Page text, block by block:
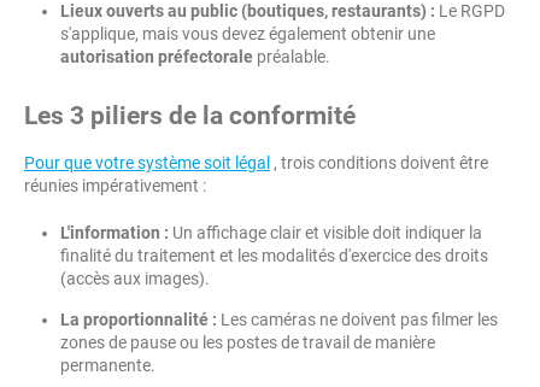
Lieux ouverts au public (boutiques, restaurants) : Le RGPD
s'applique, mais vous devez également obtenir une
autorisation préfectorale préalable.
Les 3 piliers de la conformité
Pour que votre système soit légal , trois conditions doivent être
réunies impérativement :
L'information : Un affichage clair et visible doit indiquer la
finalité du traitement et les modalités d'exercice des droits
(accès aux images).
La proportionnalité : Les caméras ne doivent pas filmer les
zones de pause ou les postes de travail de manière
permanente.